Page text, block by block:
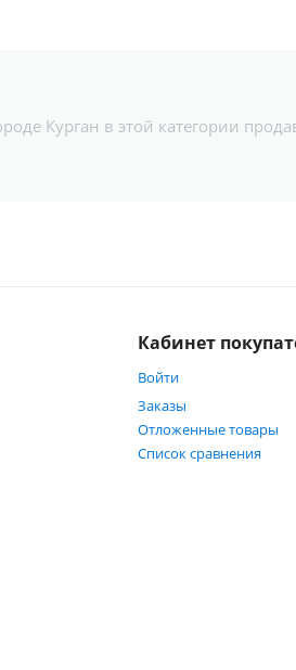
Курган в этой категории
Кабинет
Войти
Заказы
Отложенные товары
Список сравнения